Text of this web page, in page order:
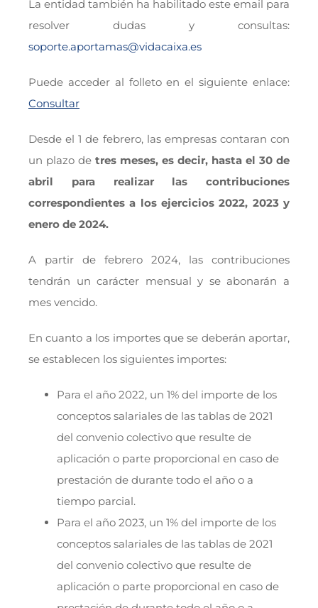
La entidad también ha habilitado este email para
resolver dudas y consultas:
soporte.aportamas@vidacaixa.es
Puede acceder al folleto en el siguiente enlace:
Consultar
Desde el 1 de febrero, las empresas contaran con
un plazo de tres meses, es decir, hasta el 30 de
abril para realizar las contribuciones
correspondientes a los ejercicios 2022, 2023 y
enero de 2024.
A partir de febrero 2024, las contribuciones
tendrán un carácter mensual y se abonarán a
mes vencido.
En cuanto a los importes que se deberán aportar,
se establecen los siguientes importes:
Para el año 2022, un 1% del importe de los
conceptos salariales de las tablas de 2021
del convenio colectivo que resulte de
aplicación o parte proporcional en caso de
prestación de durante todo el año o a
tiempo parcial.
Para el año 2023, un 1% del importe de los
conceptos salariales de las tablas de 2021
del convenio colectivo que resulte de
aplicación o parte proporcional en caso de